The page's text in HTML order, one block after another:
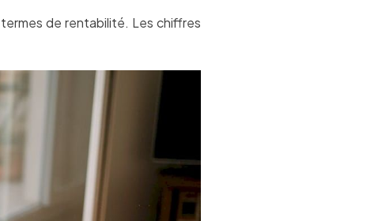
de rentabilité. Les chiffres